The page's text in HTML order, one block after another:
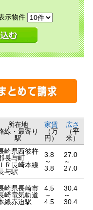
物件
所在地
線・最寄り
駅
家賃
（万
円）
広さ
（平
米）
崎県西彼杵
長与町
ＪＲ長崎本線
与駅
3.8
～
3.8
27.0
～
27.0
崎県長崎市
崎電気軌道
線赤迫駅
4.5
～
4.5
30.4
～
30.4